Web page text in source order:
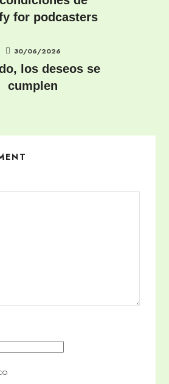
for podcasters
30/06/2026
los deseos se
cumplen